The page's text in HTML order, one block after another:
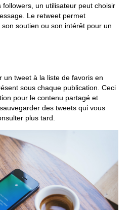
un utilisateur peut choisir
Le retweet permet
soutien ou son intérêt pour un
un tweet à la liste de favoris en
sous chaque publication. Ceci
pour le contenu partagé et
des tweets qui vous
plus tard.